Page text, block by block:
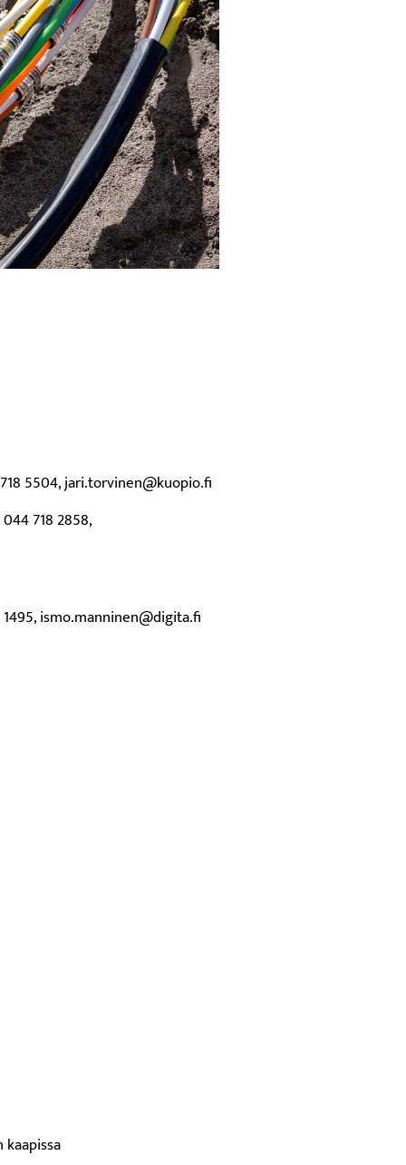
5504, jari.torvinen@kuopio.fi
718 2858,
ismo.manninen@digita.fi